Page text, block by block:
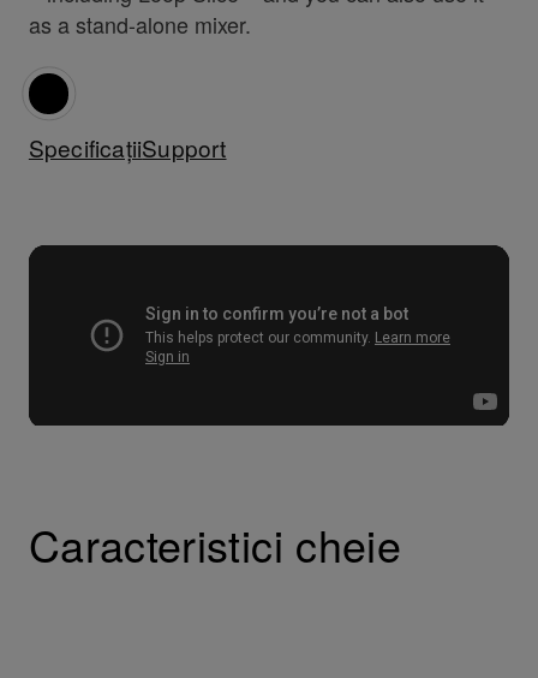
as a stand-alone mixer.
SpecificațiiSupport
Caracteristici cheie